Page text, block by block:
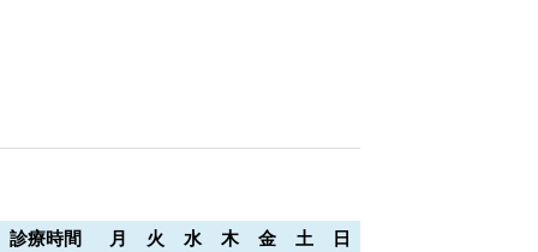
診療時間 月 火 水 木 金 土
日